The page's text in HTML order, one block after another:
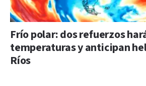
Frío polar: dos refuerzos
temperaturas y anticipan
Ríos